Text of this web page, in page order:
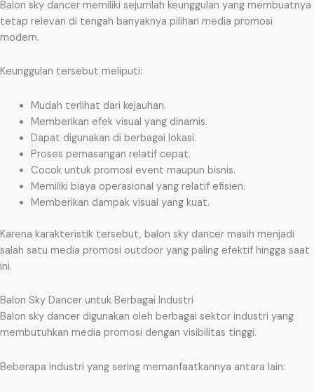
Balon sky dancer memiliki sejumlah keunggulan yang membuatnya
tetap relevan di tengah banyaknya pilihan media promosi
modern.
Keunggulan tersebut meliputi:
Mudah terlihat dari kejauhan.
Memberikan efek visual yang dinamis.
Dapat digunakan di berbagai lokasi.
Proses pemasangan relatif cepat.
Cocok untuk promosi event maupun bisnis.
Memiliki biaya operasional yang relatif efisien.
Memberikan dampak visual yang kuat.
Karena karakteristik tersebut, balon sky dancer masih menjadi
salah satu media promosi outdoor yang paling efektif hingga saat
ini.
Balon Sky Dancer untuk Berbagai Industri
Balon sky dancer digunakan oleh berbagai sektor industri yang
membutuhkan media promosi dengan visibilitas tinggi.
Beberapa industri yang sering memanfaatkannya antara lain: